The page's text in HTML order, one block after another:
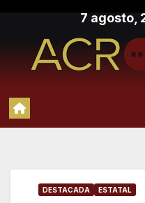
contenido
7 agosto,
DESTACADA ESTATAL